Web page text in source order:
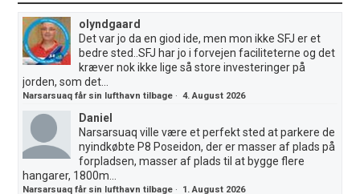
olyndgaard
Det var jo da en giod ide, men mon ikke SFJ er et
bedre sted..SFJ har jo i forvejen faciliteterne og det
kræver nok ikke lige så store investeringer på
jorden, som det...
Narsarsuaq får sin lufthavn tilbage ·4. August 2026
Daniel
Narsarsuaq ville være et perfekt sted at parkere de
nyindkøbte P8 Poseidon, der er masser af plads på
forpladsen, masser af plads til at bygge flere
hangarer, 1800m...
Narsarsuaq får sin lufthavn tilbage · 1. August 2026